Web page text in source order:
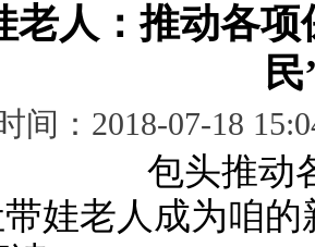
老人：推动各
民
间：2018-07-18
包头推动
老人成为咱的